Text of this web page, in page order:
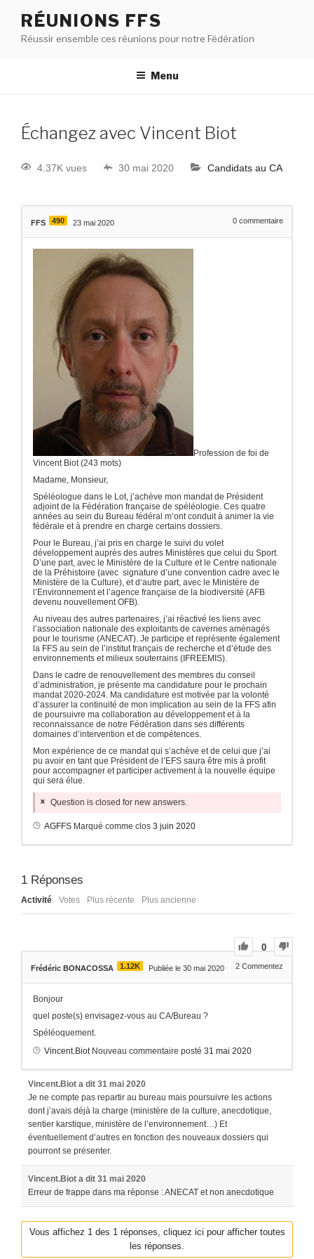
RÉUNIONS FFS
Réussir ensemble ces réunions pour notre Fédération
Menu
Échangez avec Vincent Biot
4.37K vues 30 mai 2020 Candidats au CA
FFS 490 23 mai 2020 0 commentaire
Profession de foi de
Vincent Biot (243 mots)
Madame, Monsieur,
Spéléologue dans le Lot, j’achève mon mandat de Président
adjoint de la Fédération française de spéléologie. Ces quatre
années au sein du Bureau fédéral m’ont conduit à animer la vie
fédérale et à prendre en charge certains dossiers.
Pour le Bureau, j’ai pris en charge le suivi du volet
développement auprès des autres Ministères que celui du Sport.
D’une part, avec le Ministère de la Culture et le Centre nationale
de la Préhistoire (avec signature d’une convention cadre avec le
Ministère de la Culture), et d‘autre part, avec le Ministère de
l’Environnement et l’agence française de la biodiversité (AFB
devenu nouvellement OFB).
Au niveau des autres partenaires, j’ai réactivé les liens avec
l’association nationale des exploitants de cavernes aménagés
pour le tourisme (ANECAT). Je participe et représente également
la FFS au sein de l’institut français de recherche et d’étude des
environnements et milieux souterrains (IFREEMIS).
Dans le cadre de renouvellement des membres du conseil
d’administration, je présente ma candidature pour le prochain
mandat 2020-2024. Ma candidature est motivée par la volonté
d’assurer la continuité de mon implication au sein de la FFS afin
de poursuivre ma collaboration au développement et à la
reconnaissance de notre Fédération dans ses différents
domaines d’intervention et de compétences.
Mon expérience de ce mandat qui s’achève et de celui que j’ai
pu avoir en tant que Président de l’EFS saura être mis à profit
pour accompagner et participer activement à la nouvelle équipe
qui sera élue.
Question is closed for new answers.
AGFFS Marqué comme clos 3 juin 2020
1 Réponses
Activité Votes Plus récente Plus ancienne
0
Frédéric BONACOSSA 1.12K Publiée le 30 mai 2020 2 Commentez
Bonjour
quel poste(s) envisagez-vous au CA/Bureau ?
Spéléoquement.
Vincent.BiotNouveau commentaire posté 31 mai 2020
Vincent.Biot a dit 31 mai 2020
Je ne compte pas repartir au bureau mais poursuivre les actions
dont j’avais déjà la charge (ministère de la culture, anecdotique,
sentier karstique, ministère de l’environnement…) Et
éventuellement d’autres en fonction des nouveaux dossiers qui
pourront se présenter.
Vincent.Biot a dit 31 mai 2020
Erreur de frappe dans ma réponse : ANECAT et non anecdotique
Vous affichez 1 des 1 réponses, cliquez ici pour afficher toutes
les réponses.